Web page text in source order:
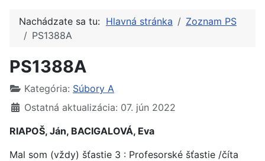
Nachádzate sa tu: Hlavná stránka
Zoznam PS
PS1388A
PS1388A
Kategória: Súbory A
Ostatná aktualizácia: 07. jún 2022
RIAPOŠ, Ján, BACIGALOVÁ, Eva
Mal som (vždy) šťastie 3 : Profesorské šťastie /číta